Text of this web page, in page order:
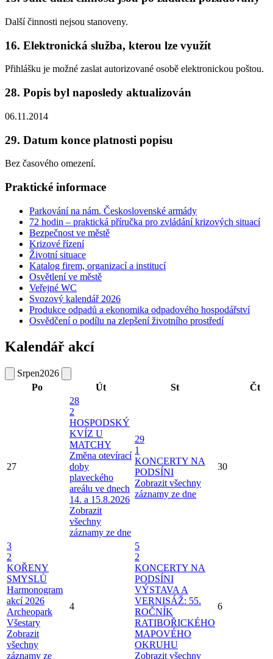
Další činnosti nejsou stanoveny.
16. Elektronická služba, kterou lze využít
Přihlášku je možné zaslat autorizované osobě elektronickou poštou.
28. Popis byl naposledy aktualizován
06.11.2014
29. Datum konce platnosti popisu
Bez časového omezení.
Praktické informace
Parkování na nám. Československé armády
72 hodin – praktická příručka pro zvládání krizových situací
Bezpečnost ve městě
Krizové řízení
Životní situace
Katalog firem, organizací a institucí
Osvětlení ve městě
Veřejné WC
Svozový kalendář 2026
Produkce odpadů a ekonomika odpadového hospodářství
Osvědčení o podílu na zlepšení životního prostředí
Kalendář akcí
Srpen2026
Po
Út St Čt
27
28
2
HOSPODSKÝ
KVÍZ U
MATCHY
Změna otevírací
doby
plaveckého
areálu ve dnech
14. a 15.8.2026
Zobrazit
všechny
záznamy ze dne
29
1
KONCERTY NA
PODSÍNI
Zobrazit všechny
záznamy ze dne
30
3
2
KOŘENY
SMYSLŮ
Harmonogram
akcí 2026
Archeopark
Všestary
Zobrazit
všechny
záznamy ze
4
5
2
KONCERTY NA
PODSÍNI
VÝSTAVA A
VERNISÁŽ: 55.
ROČNÍK
RATIBOŘICKÉHO
MAPOVÉHO
OKRUHU
Zobrazit všechny
6